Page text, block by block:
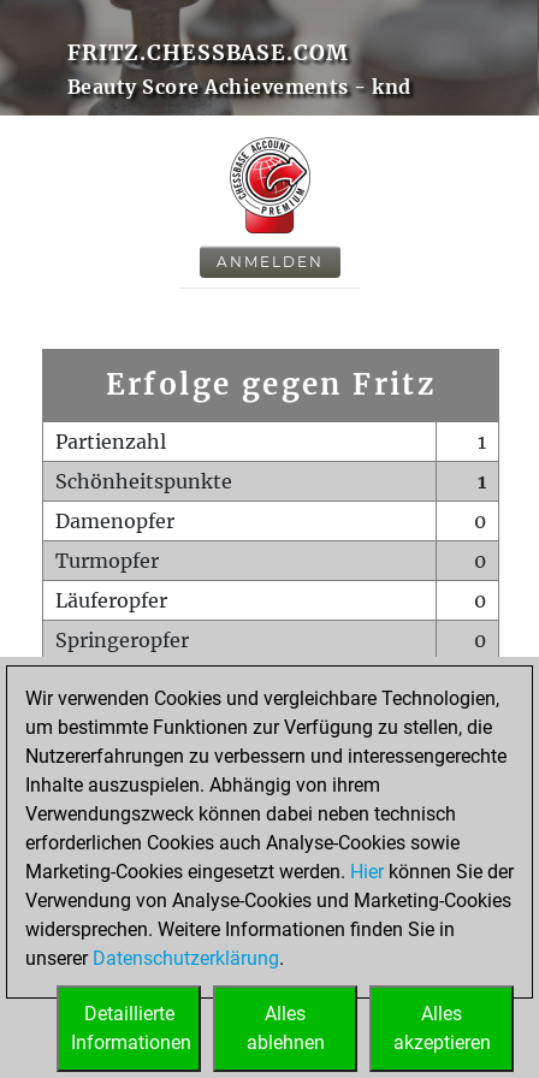
FRITZ.CHESSBASE.COM
Beauty Score Achievements - knd
ANMELDEN
Erfolge gegen Fritz
Partienzahl
1
Schönheitspunkte
1
Damenopfer
0
Turmopfer
0
Läuferopfer
0
Springeropfer
0
Matt auf vollem Brett
0
Bauer setzt Matt
0
Erstickte Matts
Unterverwandlungen
Türme auf der siebten
0
STARTSEITE
Wir verwenden Cookies und vergleichbare Technologien,
um bestimmte Funktionen zur Verfügung zu stellen, die
Nutzererfahrungen zu verbessern und interessengerechte
Inhalte auszuspielen. Abhängig von ihrem
Verwendungszweck können dabei neben technisch
erforderlichen Cookies auch Analyse-Cookies sowie
Marketing-Cookies eingesetzt werden. Hierkönnen Sie der
Verwendung von Analyse-Cookies und Marketing-Cookies
widersprechen. Weitere Informationen finden Sie in
unserer Datenschutzerklärung.
Alles
akzeptieren
Alles
ablehnen
Detaillierte
Informationen